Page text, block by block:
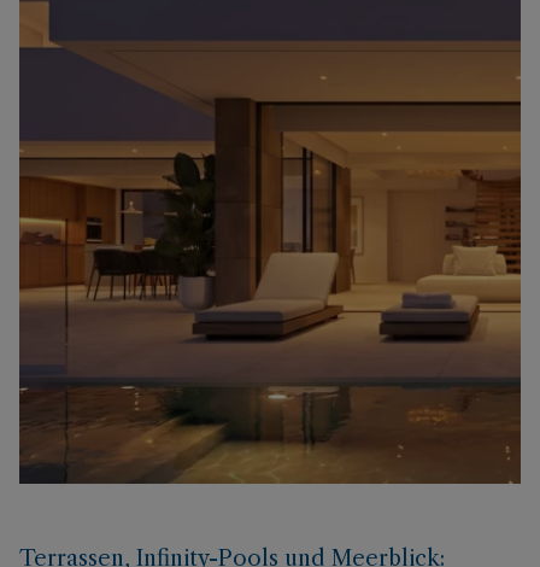
Terrassen, Infinity-Pools und Meerblick: